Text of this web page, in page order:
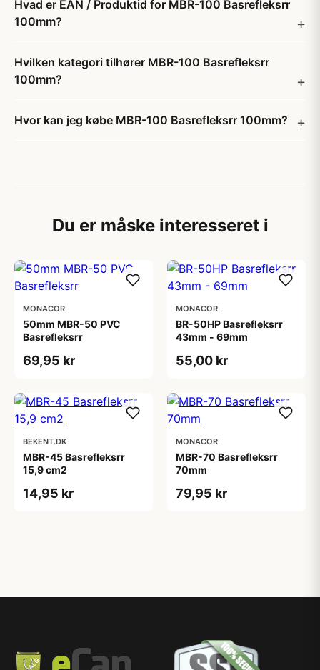
Hvad er EAN / Produktid for MBR-100 Basrefleksrr
100mm?
Hvilken kategori tilhører MBR-100 Basrefleksrr
100mm?
Hvor kan jeg købe MBR-100 Basrefleksrr 100mm?
Du er måske interesseret i
MONACOR
50mm MBR-50 PVC
Basrefleksrr
69,95 kr
MONACOR
BR-50HP Basrefleksrr
43mm - 69mm
55,00 kr
BEKENT.DK
MBR-45 Basrefleksrr
15,9 cm2
14,95 kr
MONACOR
MBR-70 Basrefleksrr
70mm
79,95 kr